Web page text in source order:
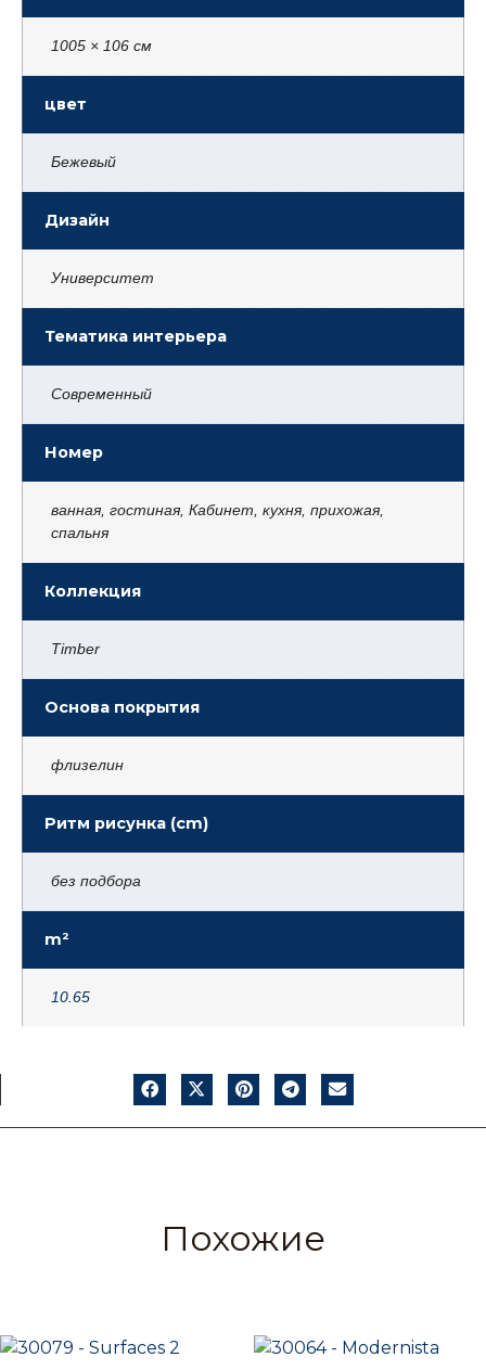
1005 × 106 см
цвет
Бежевый
Дизайн
Университет
Тематика интерьера
Современный
Номер
ванная, гостиная, Кабинет, кухня, прихожая,
спальня
Коллекция
Timber
Основа покрытия
флизелин
Ритм рисунка (cm)
без подбора
m²
10.65
Похожие